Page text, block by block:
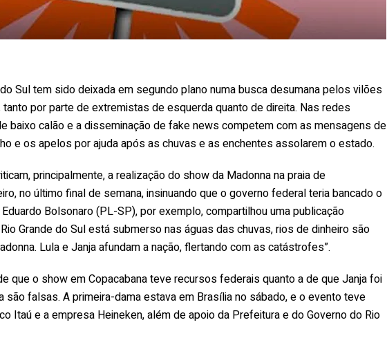
Sul tem sido deixada em segundo plano numa busca desumana pelos vilões
por parte de extremistas de esquerda quanto de direita. Nas redes
baixo calão e a disseminação de fake news competem com as mensagens de
e os apelos por ajuda após as chuvas e as enchentes assolarem o estado.
principalmente, a realização do show da Madonna na praia de
no último final de semana, insinuando que o governo federal teria bancado o
Bolsonaro (PL-SP), por exemplo, compartilhou uma publicação
Grande do Sul está submerso nas águas das chuvas, rios de dinheiro são
Lula e Janja afundam a nação, flertando com as catástrofes”.
que o show em Copacabana teve recursos federais quanto a de que Janja foi
são falsas. A primeira-dama estava em Brasília no sábado, e o evento teve
Itaú e a empresa Heineken, além de apoio da Prefeitura e do Governo do Rio